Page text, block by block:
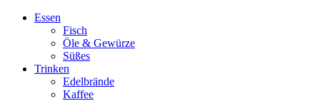
Essen
Fisch
Öle & Gewürze
Süßes
Trinken
Edelbrände
Kaffee